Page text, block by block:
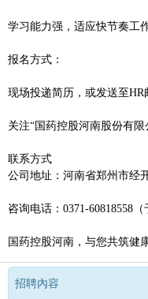
学习能力强，适应快节奏工
‌报名方式‌：
现场投递简历，或发送至HR
关注“国药控股河南股份有限
‌联系方式‌
公司地址：河南省郑州市经
咨询电话：0371-60818558（
国药控股河南，与您共筑健
招聘內容